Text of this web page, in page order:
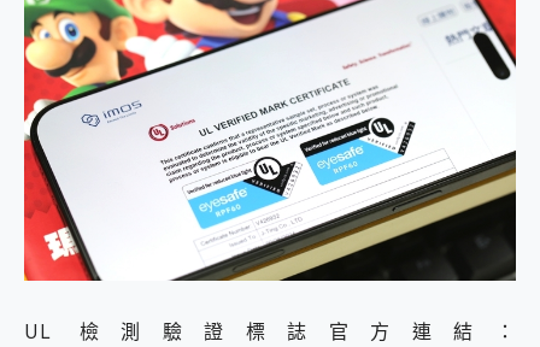
UL 檢測驗證標誌官方連結：